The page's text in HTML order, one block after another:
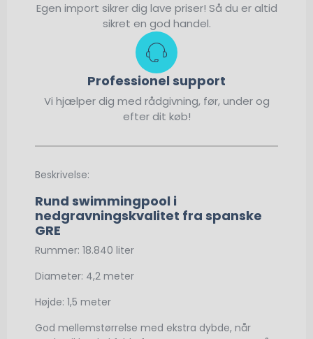
Egen import sikrer dig lave priser! Så du er altid
sikret en god handel.
Professionel support
Vi hjælper dig med rådgivning, før, under og
efter dit køb!
Beskrivelse:
Rund swimmingpool i
nedgravningskvalitet fra spanske
GRE
Rummer: 18.840 liter
Diameter: 4,2 meter
Højde: 1,5 meter
God mellemstørrelse med ekstra dybde, når